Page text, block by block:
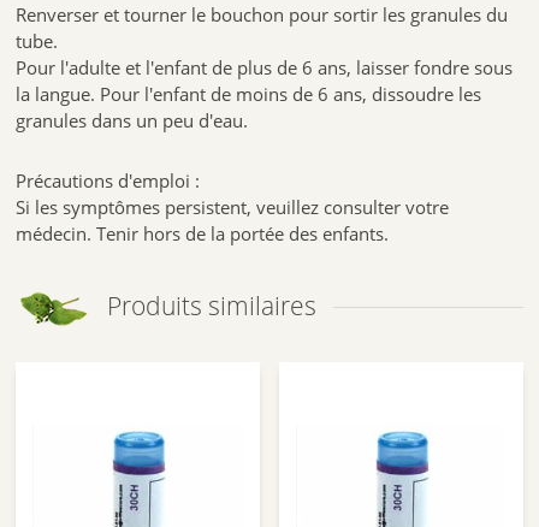
Renverser et tourner le bouchon pour sortir les granules du
tube.
Pour l'adulte et l'enfant de plus de 6 ans, laisser fondre sous
la langue. Pour l'enfant de moins de 6 ans, dissoudre les
granules dans un peu d'eau.
Précautions d'emploi :
Si les symptômes persistent, veuillez consulter votre
médecin. Tenir hors de la portée des enfants.
Produits similaires